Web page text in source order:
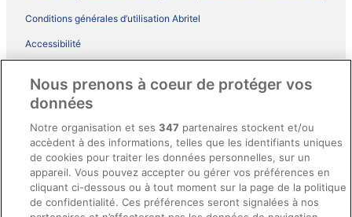
Conditions générales d’utilisation Abritel
Accessibilité
Conditions générales du programme BONUS+ d’ebookers
Directives de contenu et signalement de contenus
Aide
Soutien
Nous prenons à coeur de protéger vos
données
Notre organisation et ses347 partenaires stockent et/ou
accèdent à des informations, telles que les identifiants uniques
de cookies pour traiter les données personnelles, sur un
appareil. Vous pouvez accepter ou gérer vos préférences en
cliquant ci-dessous ou à tout moment sur la page de la politique
de confidentialité. Ces préférences seront signalées à nos